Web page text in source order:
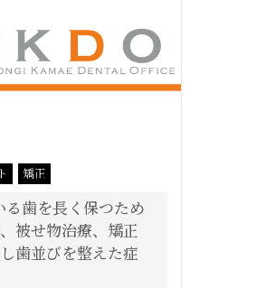
矯正
歯を長く保つため
被せ物治療、矯正
歯並びを整えた症